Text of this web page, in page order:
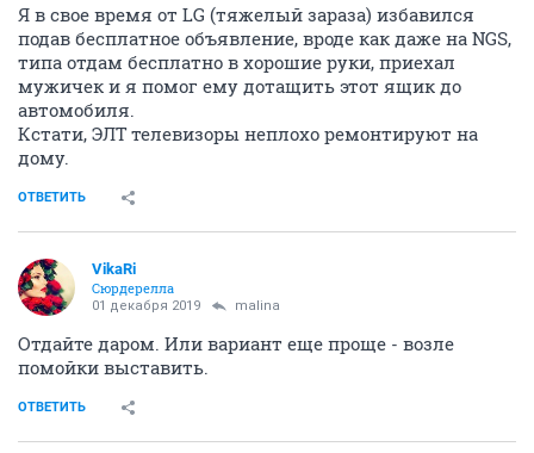
Я в свое время от LG (тяжелый зараза) избавился
подав бесплатное объявление, вроде как даже на NGS,
типа отдам бесплатно в хорошие руки, приехал
мужичек и я помог ему дотащить этот ящик до
автомобиля.
Кстати, ЭЛТ телевизоры неплохо ремонтируют на
дому.
ОТВЕТИТЬ
VikaRi
Сюрдерелла
01 декабря 2019 malina
Отдайте даром. Или вариант еще проще - возле
помойки выставить.
ОТВЕТИТЬ